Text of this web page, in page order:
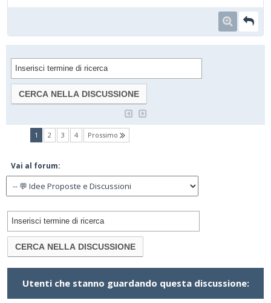
1 (current)
2 3 4 Prossimo
Vai al forum:
Utenti che stanno guardando questa discussione: